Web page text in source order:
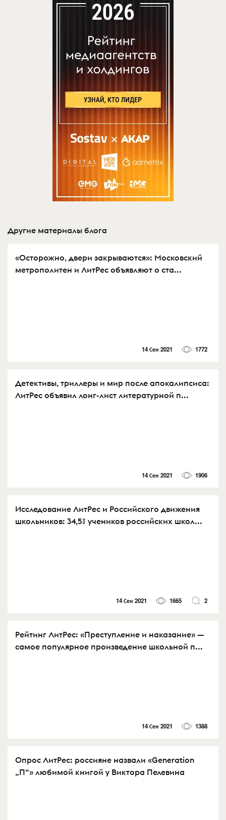
Другие материалы блога
«Осторожно, двери закрываются»: Московский
метрополитен и ЛитРес объявляют о ста...
14 Сен 2021 1772
Детективы, триллеры и мир после апокалипсиса:
ЛитРес объявил лонг-лист литературной п...
14 Сен 2021 1906
Исследование ЛитРес и Российского движения
школьников: 34,5% учеников российских школ...
14 Сен 2021 1665 2
Рейтинг ЛитРес: «Преступление и наказание» —
самое популярное произведение школьной п...
14 Сен 2021 1388
Опрос ЛитРес: россияне назвали «Generation
„П“» любимой книгой у Виктора Пелевина